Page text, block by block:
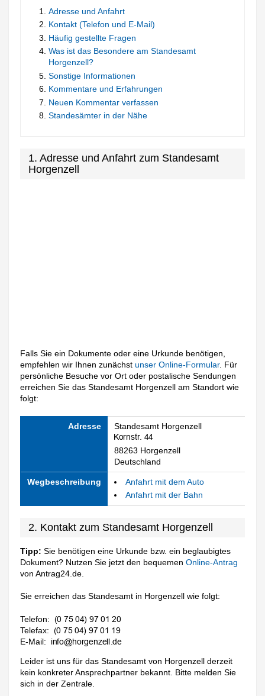
Adresse und Anfahrt
Kontakt (Telefon und E-Mail)
Häufig gestellte Fragen
Was ist das Besondere am Standesamt
Horgenzell?
Sonstige Informationen
Kommentare und Erfahrungen
Neuen Kommentar verfassen
Standesämter in der Nähe
1. Adresse und Anfahrt zum Standesamt
Horgenzell
Falls Sie ein Dokumente oder eine Urkunde benötigen,
empfehlen wir Ihnen zunächstunser Online-Formular. Für
persönliche Besuche vor Ort oder postalische Sendungen
erreichen Sie das Standesamt Horgenzell am Standort wie
folgt:
Adresse Standesamt Horgenzell
88263 Horgenzell
Deutschland
Wegbeschreibung
Anfahrt mit dem Auto
Anfahrt mit der Bahn
2. Kontakt zum Standesamt Horgenzell
Tipp: Sie benötigen eine Urkunde bzw. ein beglaubigtes
Dokument? Nutzen Sie jetzt den bequemenOnline-Antrag
von Antrag24.de.
Sie erreichen das Standesamt in Horgenzell wie folgt:
Telefon:
Telefax:
E-Mail:
Leider ist uns für das Standesamt von Horgenzell derzeit
kein konkreter Ansprechpartner bekannt. Bitte melden Sie
sich in der Zentrale.